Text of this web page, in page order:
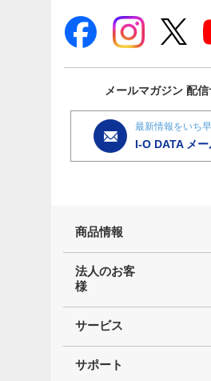
メールマガジン 配信
最新情報をいち
I-O DATA メ
商品情報
法人のお客
様
サービス
サポート